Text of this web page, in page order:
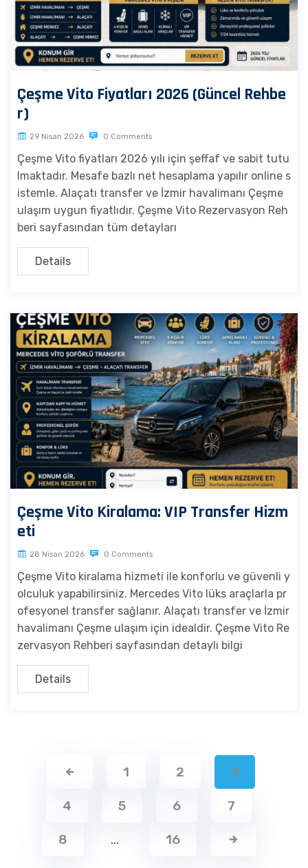
Çeşme Vito Fiyatları 2026 (Güncel Rehbe
r)
29 Nisan 2026 0 Comments
Çeşme Vito fiyatları 2026 yılı için şeffaf ve sabit tutu
lmaktadır. Mesafe bazlı net hesaplama yapılır online s
istemle. Alaçatı transfer ve İzmir havalimanı Çeşme
ulaşım uygun fiyatlıdır. Çeşme Vito Rezervasyon Reh
beri sayfasından tüm detayları
Details
Çeşme Vito Kiralama: VIP Transfer Hizm
eti
28 Nisan 2026 0 Comments
Çeşme Vito kiralama hizmeti ile konforlu ve güvenli y
olculuk yapabilirsiniz. Mercedes Vito lüks araçlarla pr
ofesyonel transfer sağlanır. Alaçatı transfer ve İzmir
havalimanı Çeşme ulaşım için idealdir. Çeşme Vito Re
zervasyon Rehberi sayfasından detaylı bilgi
Details
1 2 3
4 5 6 7
8 … 16